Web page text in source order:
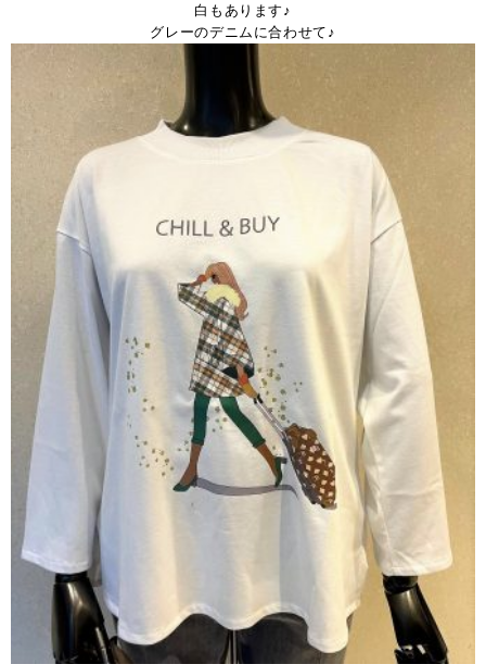
白もあります♪
グレーのデニムに合わせて♪